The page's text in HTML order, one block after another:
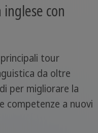
con
tour
da oltre
per migliorare la
competenze a nuovi